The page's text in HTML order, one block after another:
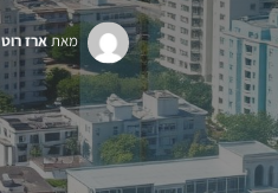
מאת ארז רוט